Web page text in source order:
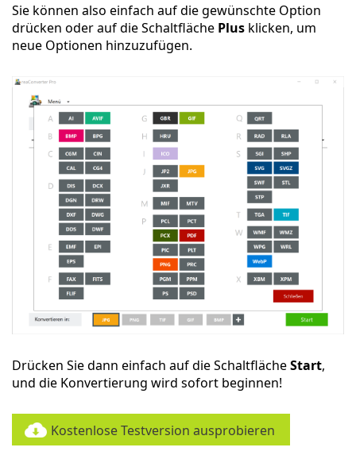
Sie können also einfach auf die gewünschte Option
drücken oder auf die Schaltfläche Plus klicken, um
neue Optionen hinzuzufügen.
Drücken Sie dann einfach auf die SchaltflächeStart,
und die Konvertierung wird sofort beginnen!
Kostenlose Testversion ausprobieren